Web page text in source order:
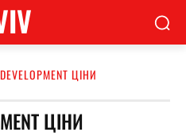
ЦІНИ
ЦІНИ